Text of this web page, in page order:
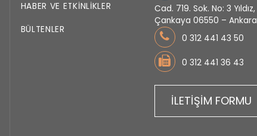
HABER VE ETKINLIKLER
BÜLTENLER
Cad. 719. Sok. No: 3 Yıldız,
Çankaya 06550 – Ankara
0 312 441 43 50
0 312 441 36 43
İLETİŞİM FORMU